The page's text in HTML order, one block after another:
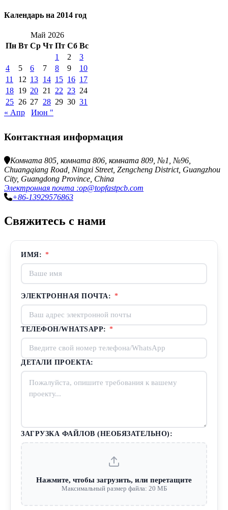
Календарь на 2014 год
Май 2026
Пн Вт Ср Чт Пт Сб Вс
1
2
3
4
5 6 7 8 9
10
11
12 13 14 15 16 17
18 19 20 21 22 23 24
25 26 27 28 29 30 31
« Апр
Июн "
Контактная информация
Комната 805, комната 806, комната 809, №1, №96,
Chuangqiang Road, Ningxi Street, Zengcheng District, Guangzhou
City, Guangdong Province, China
Электронная почта :op@topfastpcb.com
+86-13929576863
Свяжитесь с нами
ИМЯ: *
ЭЛЕКТРОННАЯ ПОЧТА: *
ТЕЛЕФОН/WHATSAPP: *
ДЕТАЛИ ПРОЕКТА:
ЗАГРУЗКА ФАЙЛОВ (НЕОБЯЗАТЕЛЬНО):
Нажмите, чтобы загрузить, или перетащите
Максимальный размер файла: 20 МБ